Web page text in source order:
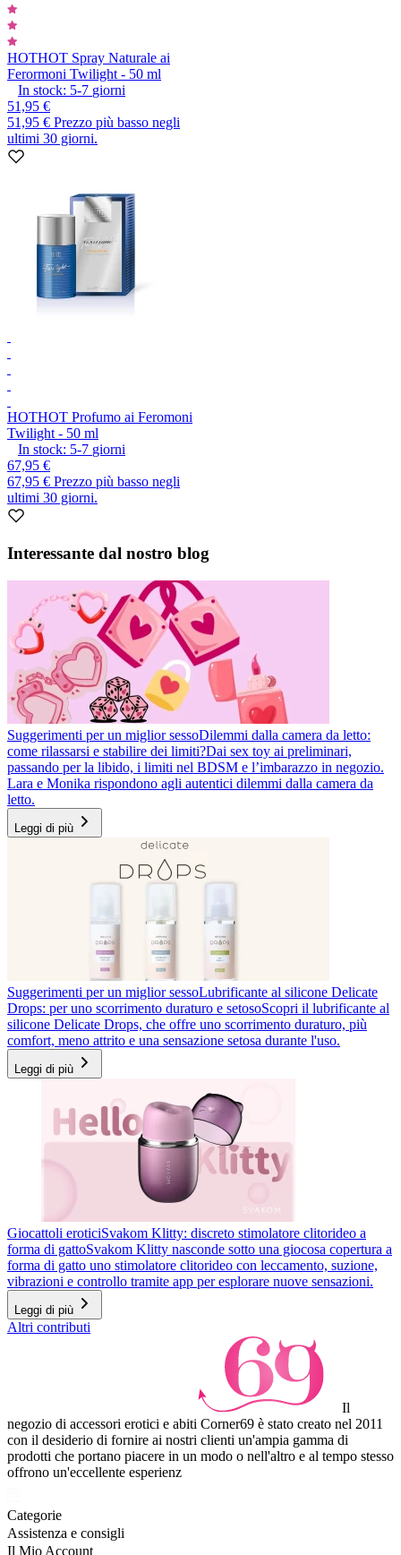
HOTHOT Spray Naturale ai
Ferormoni Twilight - 50 ml
In stock: 5-7 giorni
51,95 €
51,95 € Prezzo più basso negli
ultimi 30 giorni.
HOTHOT Profumo ai Feromoni
Twilight - 50 ml
In stock: 5-7 giorni
67,95 €
67,95 € Prezzo più basso negli
ultimi 30 giorni.
Interessante dal nostro blog
Suggerimenti per un miglior sessoDilemmi dalla camera da letto:
come rilassarsi e stabilire dei limiti?Dai sex toy ai preliminari,
passando per la libido, i limiti nel BDSM e l’imbarazzo in negozio.
Lara e Monika rispondono agli autentici dilemmi dalla camera da
letto.
Leggi di più
Suggerimenti per un miglior sessoLubrificante al silicone Delicate
Drops: per uno scorrimento duraturo e setosoScopri il lubrificante al
silicone Delicate Drops, che offre uno scorrimento duraturo, più
comfort, meno attrito e una sensazione setosa durante l'uso.
Leggi di più
Giocattoli eroticiSvakom Klitty: discreto stimolatore clitorideo a
forma di gattoSvakom Klitty nasconde sotto una giocosa copertura a
forma di gatto uno stimolatore clitorideo con leccamento, suzione,
vibrazioni e controllo tramite app per esplorare nuove sensazioni.
Leggi di più
Altri contributi
Il
negozio di accessori erotici e abiti Corner69 è stato creato nel 2011
con il desiderio di fornire ai nostri clienti un'ampia gamma di
prodotti che portano piacere in un modo o nell'altro e al tempo stesso
offrono un'eccellente esperienz
Categorie
Assistenza e consigli
Il Mio Account